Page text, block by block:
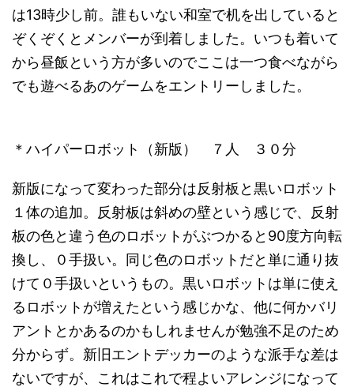
は13時少し前。誰もいない和室で机を出していると
ぞくぞくとメンバーが到着しました。いつも着いて
から昼飯という方が多いのでここは一つ食べながら
でも遊べるあのゲームをエントリーしました。
＊ハイパーロボット（新版） ７人 ３０分
新版になって変わった部分は反射板と黒いロボット
１体の追加。反射板は斜めの壁という感じで、反射
板の色と違う色のロボットがぶつかると90度方向転
換し、０手扱い。同じ色のロボットだと単に通り抜
けて０手扱いというもの。黒いロボットは単に使え
るロボットが増えたという感じかな、他に何かバリ
アントとかあるのかもしれませんが勉強不足のため
分からず。新旧エントデッカーのような派手な差は
ないですが、これはこれで程よいアレンジになって